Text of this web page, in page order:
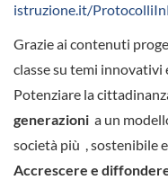
istruzione.it/
Grazie ai contenuti
classe su temi innovativi
Potenziare la
generazioni a un
società più , sostenibile
Accrescere e